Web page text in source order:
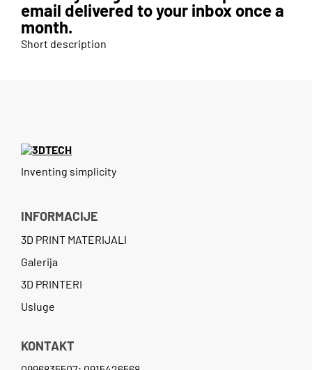
email delivered to your inbox once a
month.
Short description
Inventing simplicity
INFORMACIJE
3D PRINT MATERIJALI
Galerija
3D PRINTERI
Usluge
KONTAKT